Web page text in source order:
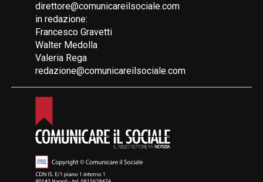
direttore@comunicareilsociale.com
in redazione:
Francesco Gravetti
Walter Medolla
Valeria Rega
redazione@comunicareilsociale.com